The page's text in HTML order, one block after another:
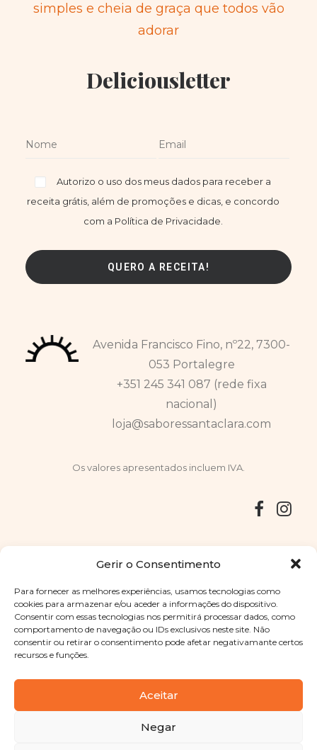
Gerir o Consentimento
Para fornecer as melhores experiências, usamos tecnologias como
cookies para armazenar e/ou aceder a informações do dispositivo.
Consentir com essas tecnologias nos permitirá processar dados, como
comportamento de navegação ou IDs exclusivos neste site. Não
consentir ou retirar o consentimento pode afetar negativamante certos
recursos e funções.
Aceitar
Negar
simples e cheia de graça que todos vão
adorar
Deliciousletter
Autorizo o uso dos meus dados para receber a
receita grátis, além de promoções e dicas, e concordo
com a Política de Privacidade.
Avenida Francisco Fino, nº22, 7300-
053 Portalegre
+351 245 341 087 (rede fixa
nacional)
loja@saboressantaclara.com
Os valores apresentados incluem IVA.
Copyright © 2025 Sabores Santa Clara
. Todos os direitos
reservadosPolítica de Privacidade |Termos e condições
Designed byShift Your Branding Agency